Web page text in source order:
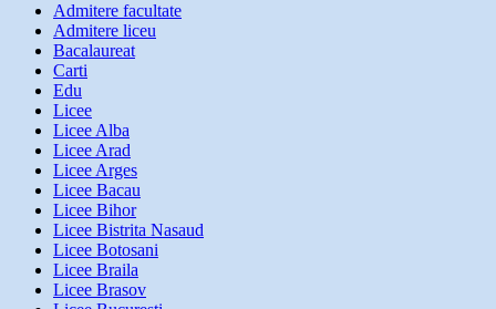
Admitere facultate
Admitere liceu
Bacalaureat
Carti
Edu
Licee
Licee Alba
Licee Arad
Licee Arges
Licee Bacau
Licee Bihor
Licee Bistrita Nasaud
Licee Botosani
Licee Braila
Licee Brasov